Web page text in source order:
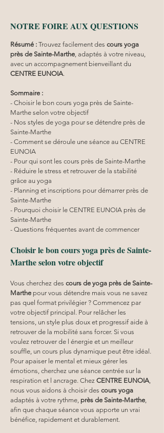
NOTRE FOIRE AUX QUESTIONS
Résumé : Trouvez facilement des cours yoga
près de Sainte-Marthe , adaptés à votre niveau,
avec un accompagnement bienveillant du
CENTRE EUNOIA.
Sommaire :
- Choisir le bon cours yoga près de Sainte-
Marthe selon votre objectif
- Nos styles de yoga pour se détendre près de
Sainte-Marthe
- Comment se déroule une séance au CENTRE
EUNOIA
- Pour qui sont les cours près de Sainte-Marthe
- Réduire le stress et retrouver de la stabilité
grâce au yoga
- Planning et inscriptions pour démarrer près de
Sainte-Marthe
- Pourquoi choisir le CENTRE EUNOIA près de
Sainte-Marthe
- Questions fréquentes avant de commencer
Choisir le bon cours yoga près de Sainte-
Marthe selon votre objectif
Vous cherchez des cours de yoga près de Sainte-
Marthe pour vous détendre mais vous ne savez
pas quel format privilégier ? Commencez par
votre objectif principal. Pour relâcher les
tensions, un style plus doux et progressif aide à
retrouver de la mobilité sans forcer. Si vous
voulez retrouver de l énergie et un meilleur
souffle, un cours plus dynamique peut être idéal.
Pour apaiser le mental et mieux gérer les
émotions, cherchez une séance centrée sur la
respiration et l ancrage. Chez CENTRE EUNOIA
nous vous aidons à choisir des cours yoga
adaptés à votre rythme, près de Sainte-Marthe
afin que chaque séance vous apporte un vrai
bénéfice, rapidement et durablement.